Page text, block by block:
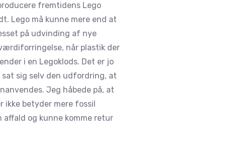
fremtidens Lego
Lego må kunne mere end at
på udvinding af nye
når plastik der
i en Legoklods. Det er jo
sig selv den udfordring, at
Jeg håbede på, at
ikke betyder mere fossil
affald og kunne komme retur